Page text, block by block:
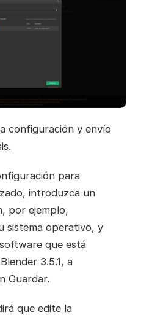
configuración y envío
para
introduzca un
por ejemplo,
sistema operativo, y
que está
3.5.1, a
Guardar.
que edite la